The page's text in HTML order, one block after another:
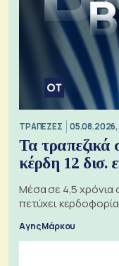
ΤΡΑΠΕΖΕΣ
Τα τραπεζικά
κέρδη 12 δισ.
Μέσα σε 4,5 χρόνια
πετύχει
Αγης Μάρκου